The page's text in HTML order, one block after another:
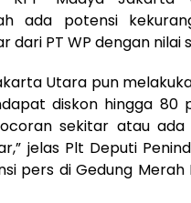
ada potensi
PT WP dengan nilai
Utara pun
diskon hingga 80
sekitar atau ada
jelas Plt Deputi
pers di Gedung Merah